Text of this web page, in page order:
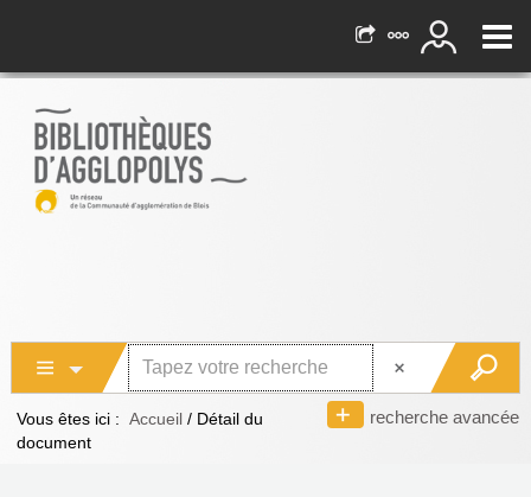
recherche avancée
Vous êtes ici : Accueil / Détail du
document